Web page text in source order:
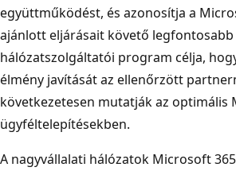
együttműködést, és azonosítja a
ajánlott eljárásait követő
hálózatszolgáltatói program célja,
élmény javítását az ellenőrzött
következetesen mutatják az optimális
ügyféltelepítésekben.
A nagyvállalati hálózatok Microsoft